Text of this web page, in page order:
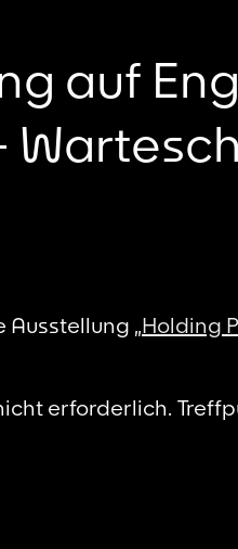
auf
„Holding
erforderlich.